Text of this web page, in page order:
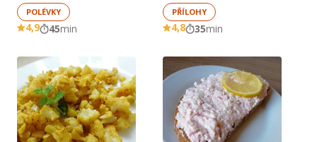
POLÉVKY
4,9 45min
PŘÍLOHY
4,8 35min